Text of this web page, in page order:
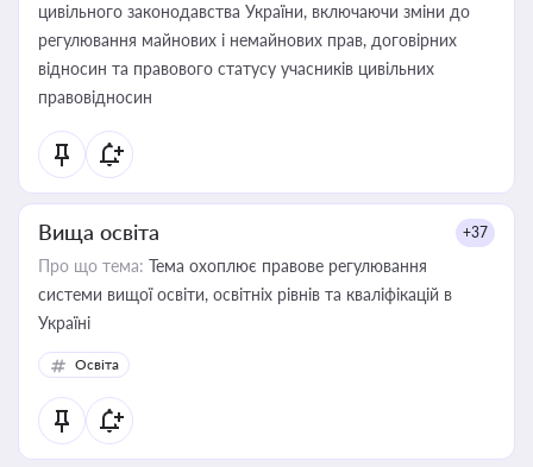
цивільного законодавства України, включаючи зміни до
регулювання майнових і немайнових прав, договірних
відносин та правового статусу учасників цивільних
правовідносин
Вища освіта +37
Про що тема: Тема охоплює правове регулювання
системи вищої освіти, освітніх рівнів та кваліфікацій в
Україні
Освіта